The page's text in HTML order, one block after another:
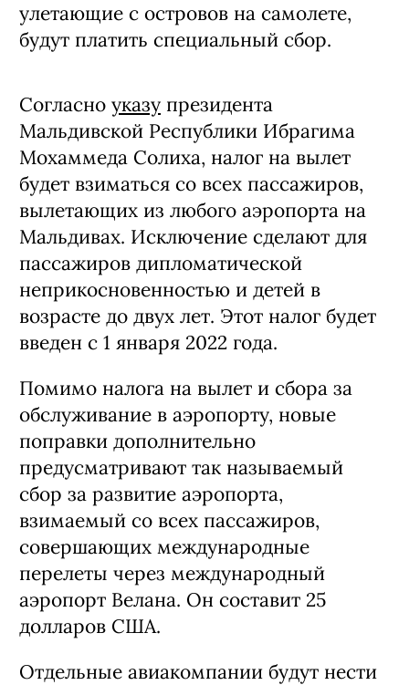
улетающие с островов на самолете,
будут платить специальный сбор.
Согласно указу президента
Мальдивской Республики Ибрагима
Мохаммеда Солиха, налог на вылет
будет взиматься со всех пассажиров,
вылетающих из любого аэропорта на
Мальдивах. Исключение сделают для
пассажиров дипломатической
неприкосновенностью и детей в
возрасте до двух лет. Этот налог будет
введен с 1 января 2022 года.
Помимо налога на вылет и сбора за
обслуживание в аэропорту, новые
поправки дополнительно
предусматривают так называемый
сбор за развитие аэропорта,
взимаемый со всех пассажиров,
совершающих международные
перелеты через международный
аэропорт Велана. Он составит 25
долларов США.
Отдельные авиакомпании будут нести